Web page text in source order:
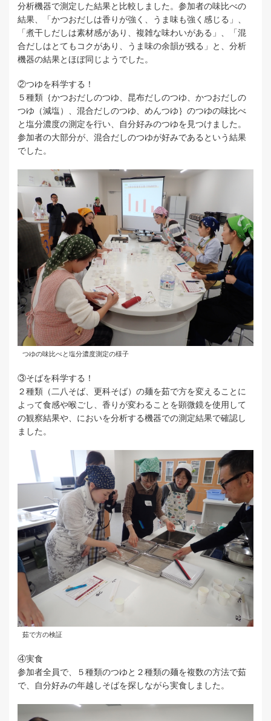
分析機器で測定した結果と比較しました。参加者の味比べの
結果、「かつおだしは香りが強く、うま味も強く感じる」、
「煮干しだしは素材感があり、複雑な味わいがある」、「混
合だしはとてもコクがあり、うま味の余韻が残る」と、分析
機器の結果とほぼ同じようでした。
②つゆを科学する！
５種類｛かつおだしのつゆ、昆布だしのつゆ、かつおだしの
つゆ（減塩）、混合だしのつゆ、めんつゆ｝のつゆの味比べ
と塩分濃度の測定を行い、自分好みのつゆを見つけました。
参加者の大部分が、混合だしのつゆが好みであるという結果
でした。
つゆの味比べと塩分濃度測定の様子
③そばを科学する！
２種類（二八そば、更科そば）の麺を茹で方を変えることに
よって食感や喉ごし、香りが変わることを顕微鏡を使用して
の観察結果や、においを分析する機器での測定結果で確認し
ました。
茹で方の検証
④実食
参加者全員で、５種類のつゆと２種類の麺を複数の方法で茹
で、自分好みの年越しそばを探しながら実食しました。